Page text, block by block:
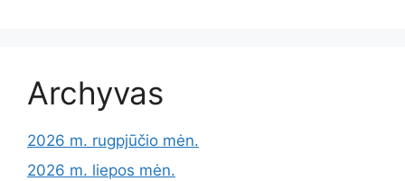
Archyvas
2026 m. rugpjūčio mėn.
2026 m. liepos mėn.